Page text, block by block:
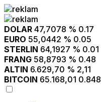
DOLAR 47,7078 % 0.17
EURO 55,0442 % 0.05
STERLIN 64,1927 % 0.01
FRANG 58,8793 % 0.48
ALTIN 6.629,70 % 2,11
BITCOIN 65.168,01 0.848